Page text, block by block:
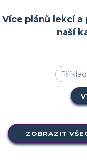
Více plánů lekcí
naší
ZOBRAZIT